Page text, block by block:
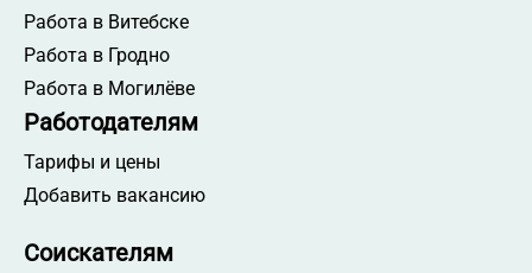
Работа в Витебске
Работа в Гродно
Работа в Могилёве
Работодателям
Тарифы и цены
Добавить вакансию
Соискателям